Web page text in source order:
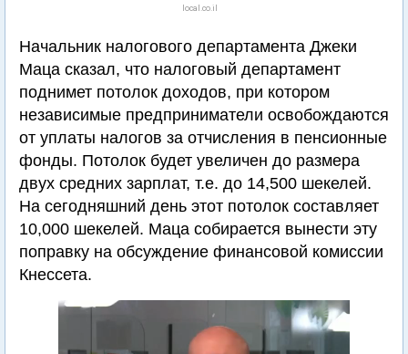
local.co.il
Начальник налогового департамента Джеки
Маца сказал, что налоговый департамент
поднимет потолок доходов, при котором
независимые предприниматели освобождаются
от уплаты налогов за отчисления в пенсионные
фонды. Потолок будет увеличен до размера
двух средних зарплат, т.е. до 14,500 шекелей.
На сегодняшний день этот потолок составляет
10,000 шекелей. Маца собирается вынести эту
поправку на обсуждение финансовой комиссии
Кнессета.